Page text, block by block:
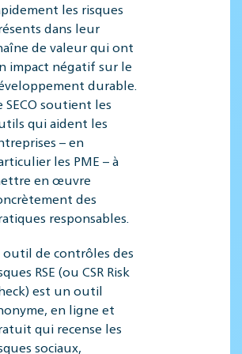
les risques
dans leur
de valeur qui ont
impact négatif sur le
durable.
SECO soutient les
qui aident les
– en
les PME – à
en œuvre
des
responsables.
outil de contrôles des
RSE (ou CSR Risk
est un outil
en ligne et
qui recense les
sociaux,